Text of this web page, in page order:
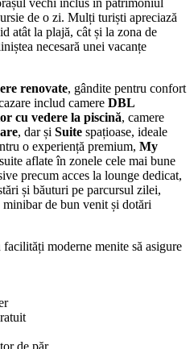
de o zi. Mulți turiști apreciază
atât la plajă, cât și la zona de
necesară unei vacanțe
renovate, gândite pentru confort
includ camere DBL
cu vedere la piscină, camere
, dar și Suite spațioase, ideale
o experiență premium, My
aflate în zonele cele mai bune
precum acces la lounge dedicat,
și băuturi pe parcursul zilei,
de bun venit și dotări
moderne menite să asigure
de păr